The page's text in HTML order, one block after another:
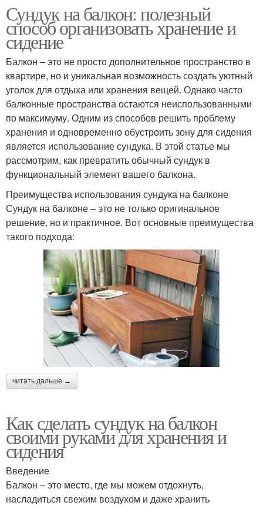
Сундук на балкон: полезный
способ организовать хранение и
сидение
Балкон – это не просто дополнительное пространство в
квартире, но и уникальная возможность создать уютный
уголок для отдыха или хранения вещей. Однако часто
балконные пространства остаются неиспользованными
по максимуму. Одним из способов решить проблему
хранения и одновременно обустроить зону для сидения
является использование сундука. В этой статье мы
рассмотрим, как превратить обычный сундук в
функциональный элемент вашего балкона.
Преимущества использования сундука на балконе
Сундук на балконе – это не только оригинальное
решение, но и практичное. Вот основные преимущества
такого подхода:
читать дальше →
Как сделать сундук на балкон
своими руками для хранения и
сидения
Введение
Балкон – это место, где мы можем отдохнуть,
насладиться свежим воздухом и даже хранить